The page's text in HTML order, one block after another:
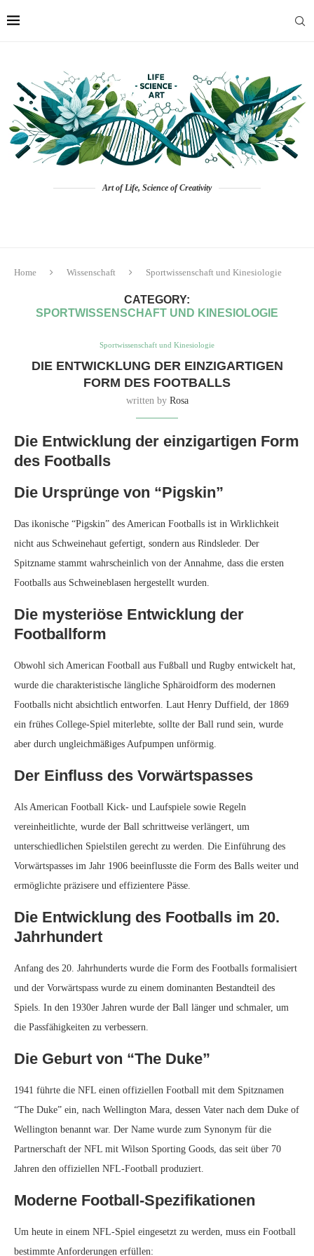
Art of Life, Science of Creativity
Home Wissenschaft Sportwissenschaft und Kinesiologie
CATEGORY:
SPORTWISSENSCHAFT UND KINESIOLOGIE
Sportwissenschaft und Kinesiologie
DIE ENTWICKLUNG DER EINZIGARTIGEN
FORM DES FOOTBALLS
written by Rosa
Die Entwicklung der einzigartigen Form
des Footballs
Die Ursprünge von “Pigskin”
Das ikonische “Pigskin” des American Footballs ist in Wirklichkeit
nicht aus Schweinehaut gefertigt, sondern aus Rindsleder. Der
Spitzname stammt wahrscheinlich von der Annahme, dass die ersten
Footballs aus Schweineblasen hergestellt wurden.
Die mysteriöse Entwicklung der
Footballform
Obwohl sich American Football aus Fußball und Rugby entwickelt hat,
wurde die charakteristische längliche Sphäroidform des modernen
Footballs nicht absichtlich entworfen. Laut Henry Duffield, der 1869
ein frühes College-Spiel miterlebte, sollte der Ball rund sein, wurde
aber durch ungleichmäßiges Aufpumpen unförmig.
Der Einfluss des Vorwärtspasses
Als American Football Kick- und Laufspiele sowie Regeln
vereinheitlichte, wurde der Ball schrittweise verlängert, um
unterschiedlichen Spielstilen gerecht zu werden. Die Einführung des
Vorwärtspasses im Jahr 1906 beeinflusste die Form des Balls weiter und
ermöglichte präzisere und effizientere Pässe.
Die Entwicklung des Footballs im 20.
Jahrhundert
Anfang des 20. Jahrhunderts wurde die Form des Footballs formalisiert
und der Vorwärtspass wurde zu einem dominanten Bestandteil des
Spiels. In den 1930er Jahren wurde der Ball länger und schmaler, um
die Passfähigkeiten zu verbessern.
Die Geburt von “The Duke”
1941 führte die NFL einen offiziellen Football mit dem Spitznamen
“The Duke” ein, nach Wellington Mara, dessen Vater nach dem Duke of
Wellington benannt war. Der Name wurde zum Synonym für die
Partnerschaft der NFL mit Wilson Sporting Goods, das seit über 70
Jahren den offiziellen NFL-Football produziert.
Moderne Football-Spezifikationen
Um heute in einem NFL-Spiel eingesetzt zu werden, muss ein Football
bestimmte Anforderungen erfüllen: